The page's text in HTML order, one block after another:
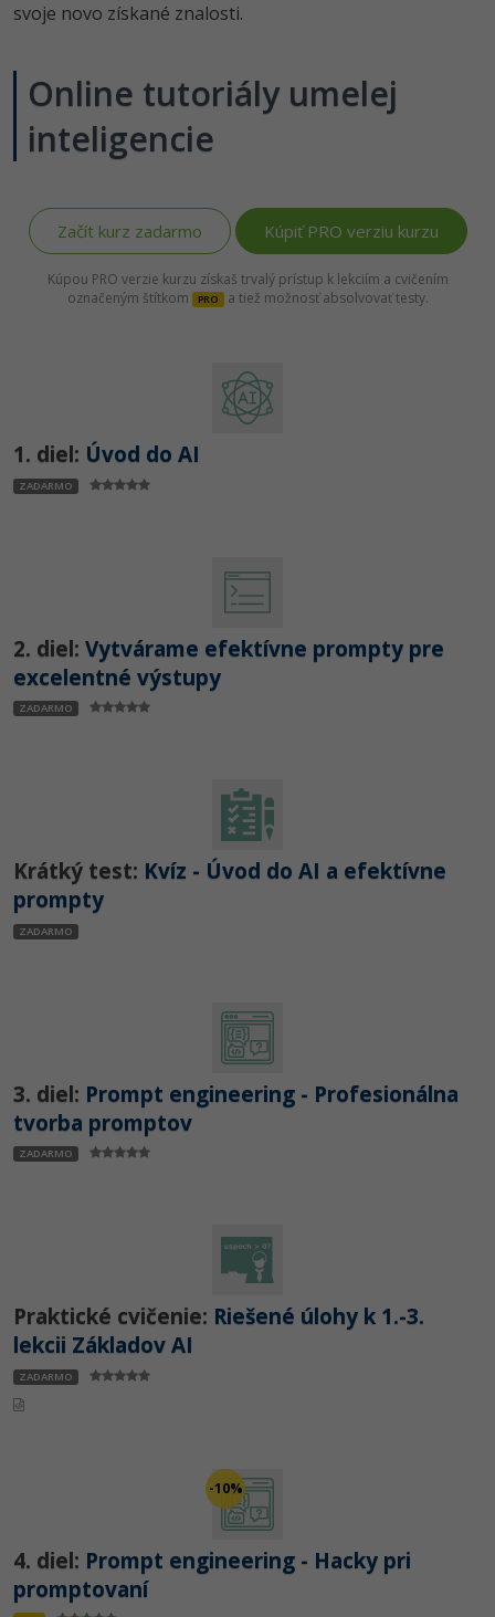
Linux a UNIX
Siete
Elektronický podpis
Windows
-80%
Video
Ostatné
svoje novo získané znalosti.
Online tutoriály umelej
inteligencie
Začít kurz zadarmo Kúpiť PRO verziu kurzu
Kúpou PRO verzie kurzu získaš trvalý prístup k lekciím a cvičením
označeným štítkom
PRO a tiež možnosť absolvovať testy.
1. diel: Úvod do AI
ZADARMO
2. diel: Vytvárame efektívne prompty pre
excelentné výstupy
ZADARMO
Krátký test: Kvíz - Úvod do AI a efektívne
prompty
ZADARMO
3. diel: Prompt engineering - Profesionálna
tvorba promptov
ZADARMO
Praktické cvičenie: Riešené úlohy k 1.-3.
lekcii Základov AI
ZADARMO
-10%
4. diel: Prompt engineering - Hacky pri
promptovaní